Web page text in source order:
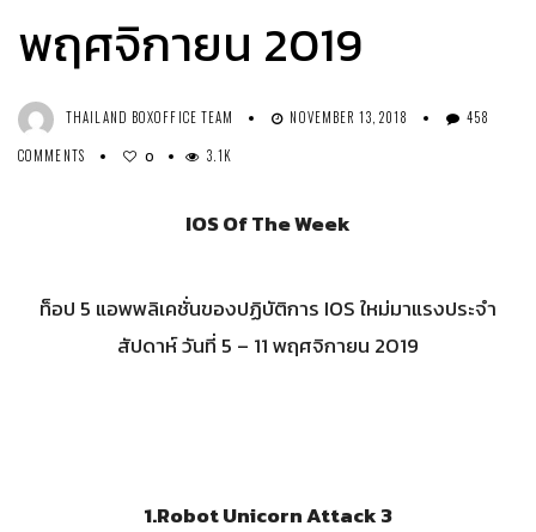
พฤศจิกายน 2019
THAILAND BOXOFFICE TEAM NOVEMBER 13, 2018
458
COMMENTS
0 3.1K
IOS Of The Week
ท็อป 5 แอพพลิเคชั่นของปฏิบัติการ IOS ใหม่มาแรงประจำ
สัปดาห์ วันที่ 5 – 11 พฤศจิกายน 2019
1.Robot Unicorn Attack 3